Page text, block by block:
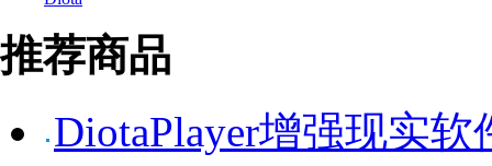
推荐商品
DiotaPlayer增强现实软